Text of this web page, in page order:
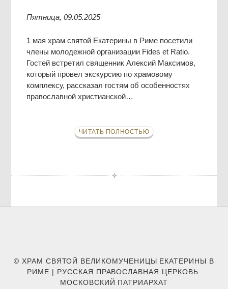
Пятница, 09.05.2025
1 мая храм святой Екатерины в Риме посетили
члены молодежной организации Fides et Ratio.
Гостей встретил священник Алексий Максимов,
который провел экскурсию по храмовому
комплексу, рассказал гостям об особенностях
православной христианской…
ЧИТАТЬ ПОЛНОСТЬЮ
© ХРАМ СВЯТОЙ ВЕЛИКОМУЧЕНИЦЫ ЕКАТЕРИНЫ В
РИМЕ | РУССКАЯ ПРАВОСЛАВНАЯ ЦЕРКОВЬ.
МОСКОВСКИЙ ПАТРИАРХАТ